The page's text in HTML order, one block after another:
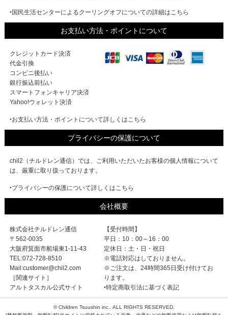
‣国民生活センターによるクーリングオフについての詳細はこちら
お支払い方法・ポイントについて
クレジットカード決済
代金引換
コンビニ後払い
銀行振込前払い
スマートフォンキャリア決済
Yahoo!ウォレット決済
‣お支払い方法・ポイントについて詳しくはこちら
プライバシーの保護について
chil2（チルドレン通信）では、ご利用いただいたお客様の個人情報について
は、厳重に取り扱っております。
‣プライバシーの保護について詳しくはこちら
会社概要
株式会社チルドレン通信
〒562-0035
大阪府箕面市船場東1-11-43
TEL:072-728-8510
Mail:customer@chil2.com
［関連サイト］
アルトタスカル公式サイト
【受付時間】
平日：10：00～16：00
定休日：土・日・祝日
※電話対応はしておりません。
※ご注文は、24時間365日受け付けてお
ります。
‣特定商取引法に基づく表記
© Children Tsuushin inc.. ALL RIGHTS RESERVED.